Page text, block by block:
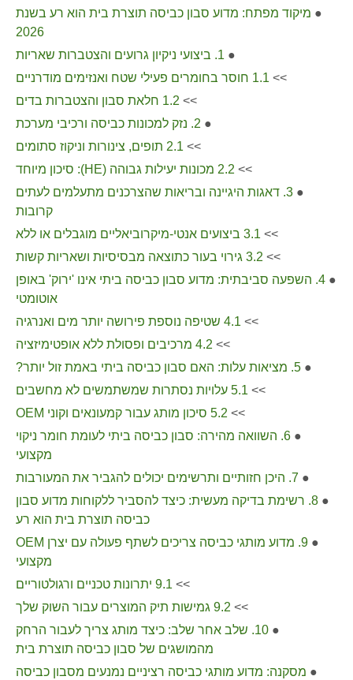
● מיקוד מפתח: מדוע סבון כביסה תוצרת בית הוא רע בשנת
2026
● 1. ביצועי ניקיון גרועים והצטברות שאריות
>> 1.1 חוסר בחומרים פעילי שטח ואנזימים מודרניים
>> 1.2 חלאת סבון והצטברות בדים
● 2. נזק למכונות כביסה ורכיבי מערכת
>> 2.1 תופים, צינורות וניקוז סתומים
>> 2.2 מכונות יעילות גבוהה (HE): סיכון מיוחד
●
3. דאגות היגיינה ובריאות שהצרכנים מתעלמים לעתים
קרובות
>> 3.1 ביצועים אנטי-מיקרוביאליים מוגבלים או ללא
>> 3.2 גירוי בעור כתוצאה מבסיסיות ושאריות קשות
●
4. השפעה סביבתית: מדוע סבון כביסה ביתי אינו 'ירוק' באופן
אוטומטי
>> 4.1 שטיפה נוספת פירושה יותר מים ואנרגיה
>> 4.2 מרכיבים ופסולת ללא אופטימיזציה
● 5. מציאות עלות: האם סבון כביסה ביתי באמת זול יותר?
>> 5.1 עלויות נסתרות שמשתמשים לא מחשבים
>> 5.2 סיכון מותג עבור קמעונאים וקוני OEM
●
6. השוואה מהירה: סבון כביסה ביתי לעומת חומר ניקוי
מקצועי
● 7. היכן חזותיים ותרשימים יכולים להגביר את המעורבות
●
8. רשימת בדיקה מעשית: כיצד להסביר ללקוחות מדוע סבון
כביסה תוצרת בית הוא רע
●
9. מדוע מותגי כביסה צריכים לשתף פעולה עם יצרן OEM
מקצועי
>> 9.1 יתרונות טכניים ורגולטוריים
>> 9.2 גמישות תיק המוצרים עבור השוק שלך
●
10. שלב אחר שלב: כיצד מותג צריך לעבור הרחק
מהמושגים של סבון כביסה תוצרת בית
● מסקנה: מדוע מותגי כביסה רציניים נמנעים מסבון כביסה